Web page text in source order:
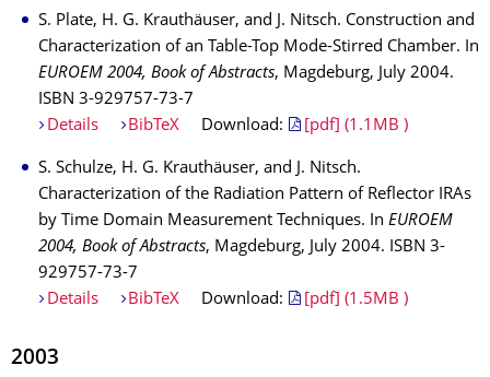
S. Plate, H. G. Krauthäuser, and J. Nitsch. Construction and
Characterization of an Table-Top Mode-Stirred Chamber. In
EUROEM 2004, Book of Abstracts, Magdeburg, July 2004.
ISBN 3-929757-73-7
Details
BibTeX Download: [pdf] (1.1MB )
S. Schulze, H. G. Krauthäuser, and J. Nitsch.
Characterization of the Radiation Pattern of Reflector IRAs
by Time Domain Measurement Techniques. In EUROEM
2004, Book of Abstracts, Magdeburg, July 2004. ISBN 3-
929757-73-7
Details
BibTeX Download: [pdf] (1.5MB )
2003